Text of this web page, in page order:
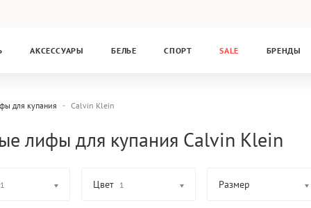
АКСЕССУАРЫ БЕЛЬЕ СПОРТ SALE БРЕНДЫ
для купания Calvin Klein
лифы для купания Calvin Klein
1 Цвет 1 Размер